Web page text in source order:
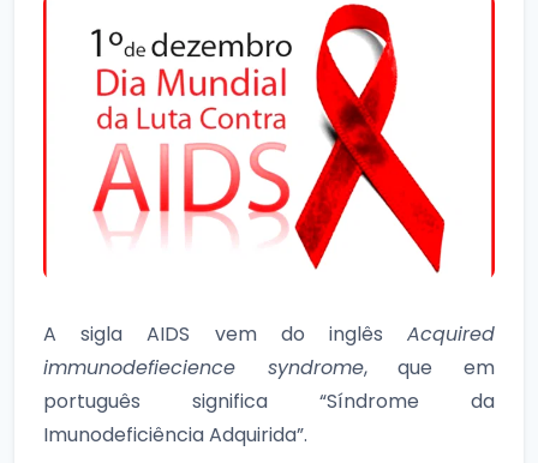
A sigla AIDS vem do inglês Acquired
immunodefiecience syndrome, que em
português significa “Síndrome da
Imunodeficiência Adquirida”.